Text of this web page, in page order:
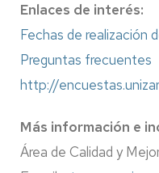
Enlaces de interés:
Fechas de realización
Preguntas frecuentes
http://
Más información e
Área de Calidad y